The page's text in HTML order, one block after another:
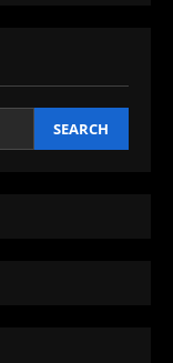
SEARCH